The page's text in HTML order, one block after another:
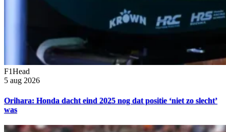
F1Head
5 aug 2026
Orihara: Honda dacht eind 2025 nog dat positie ‘niet zo slecht’
was